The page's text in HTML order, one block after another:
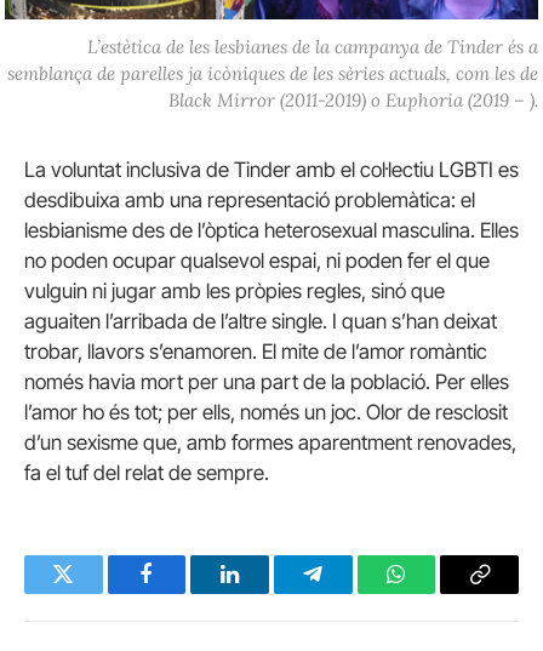
L’estètica de les lesbianes de la campanya de Tinder és a
semblança de parelles ja icòniques de les sèries actuals, com les de
Black Mirror (2011-2019) o Euphoria (2019 – ).
La voluntat inclusiva de Tinder amb el col·lectiu LGBTI es
desdibuixa amb una representació problemàtica: el
lesbianisme des de l’òptica heterosexual masculina. Elles
no poden ocupar qualsevol espai, ni poden fer el que
vulguin ni jugar amb les pròpies regles, sinó que
aguaiten l’arribada de l’altre single. I quan s’han deixat
trobar, llavors s’enamoren. El mite de l’amor romàntic
només havia mort per una part de la població. Per elles
l’amor ho és tot; per ells, només un joc. Olor de resclosit
d’un sexisme que, amb formes aparentment renovades,
fa el tuf del relat de sempre.
Twitter FacebookLinkedInTelegramWhatsAppCopy